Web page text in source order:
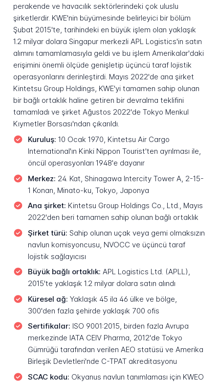
perakende ve havacılık sektörlerindeki çok uluslu
şirketlerdir. KWE'nin büyümesinde belirleyici bir bölüm
Şubat 2015'te, tarihindeki en büyük işlem olan yaklaşık
1.2 milyar dolara Singapur merkezli APL Logistics'in satın
alımını tamamlamasıyla geldi ve bu işlem Amerikalar'daki
erişimini önemli ölçüde genişletip üçüncü taraf lojistik
operasyonlarını derinleştirdi. Mayıs 2022'de ana şirket
Kintetsu Group Holdings, KWE'yi tamamen sahip olunan
bir bağlı ortaklık haline getiren bir devralma teklifini
tamamladı ve şirket Ağustos 2022'de Tokyo Menkul
Kıymetler Borsası'ndan çıkarıldı.
Kuruluş: 10 Ocak 1970, Kintetsu Air Cargo
International'ın Kinki Nippon Tourist'ten ayrılması ile,
öncül operasyonları 1948'e dayanır
Merkez: 24. Kat, Shinagawa Intercity Tower A, 2-15-
1 Konan, Minato-ku, Tokyo, Japonya
Ana şirket: Kintetsu Group Holdings Co., Ltd., Mayıs
2022'den beri tamamen sahip olunan bağlı ortaklık
Şirket türü: Sahip olunan uçak veya gemi olmaksızın
navlun komisyoncusu, NVOCC ve üçüncü taraf
lojistik sağlayıcısı
Büyük bağlı ortaklık: APL Logistics Ltd. (APLL),
2015'te yaklaşık 1.2 milyar dolara satın alındı
Küresel ağ: Yaklaşık 45 ila 46 ülke ve bölge,
300'den fazla şehirde yaklaşık 700 ofis
Sertifikalar: ISO 9001:2015, birden fazla Avrupa
merkezinde IATA CEIV Pharma, 2012'de Tokyo
Gümrüğü tarafından verilen AEO statüsü ve Amerika
Birleşik Devletleri'nde C-TPAT akreditasyonu
SCAC kodu: Okyanus navlun tanımlaması için KWEO